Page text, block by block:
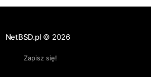
NetBSD.pl © 2026
Zapisz się!